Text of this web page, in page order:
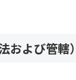
および管轄）